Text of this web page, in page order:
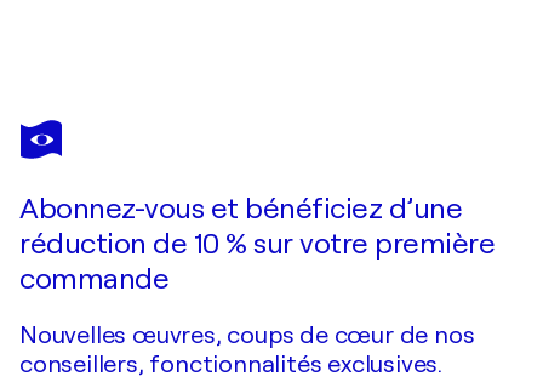
HALINKA JAKUBOWSKA
L'Odeur des Aieux
Abonnez-vous et bénéficiez d’une
réduction de 10 % sur votre première
commande
Nouvelles œuvres, coups de cœur de nos
conseillers, fonctionnalités exclusives.